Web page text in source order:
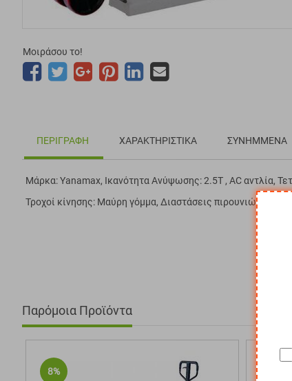
Μοιράσου το!
ΠΕΡΙΓΡΑΦΉ ΧΑΡΑΚΤΗΡΙΣΤΙΚΆ ΣΥΝΗΜΜΈΝΑ
Μάρκα: Yanamax, Ικανότητα Ανύψωσης: 2.5T , AC αντλία,
Τροχοί κίνησης: Μαύρη γόμμα, Διαστάσεις πιρουνιών: 800
Παρόμοια Προϊόντα
8%